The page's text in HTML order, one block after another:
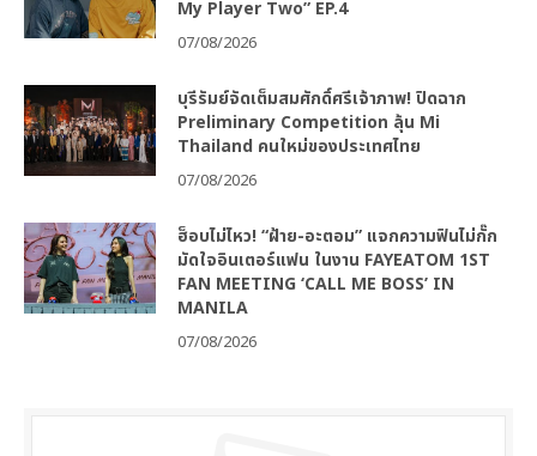
My Player Two” EP.4
07/08/2026
บุรีรัมย์จัดเต็มสมศักดิ์ศรีเจ้าภาพ! ปิดฉาก
Preliminary Competition ลุ้น Mi
Thailand คนใหม่ของประเทศไทย
07/08/2026
ฮ็อบไม่ไหว! “ฝ้าย-อะตอม” แจกความฟินไม่กั๊ก
มัดใจอินเตอร์แฟน ในงาน FAYEATOM 1ST
FAN MEETING ‘CALL ME BOSS’ IN
MANILA
07/08/2026